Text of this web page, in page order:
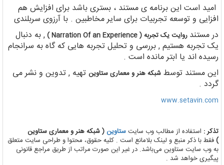
امید است این برنامه ی مستند ، بستری باشد برای افزایش هم
افزایی و توسعه تجربیات برای سایر مخاطبین . با آرزوی سربلندی
در مستند روایت یک تجربه ( Narration Of an Experience )
, به دنبال
یک تجربه هستیم , بررسی و تحلیل تجربه هایی که گاه به سرانجام
رسیده اند یا ابتر مانده است .
این مستند توسط شبکه هنر و معماری ستاوین تهیه , تدوین و نشر می
گردد .
www.setavin.com
تذکر : استفاده از مطالب وب سایتستاوین( شبکه هنر و معماری ستاوین
)فقط با ذکر منبع و لینک بلامانع است . کلیه حقوق، محتوا و طراحی سایت متعلق
به وب سایت ستاوین می‌باشد. در غیر این صورت مراتب از طریق مراجع قانونی
پیگیری خواهد شد .